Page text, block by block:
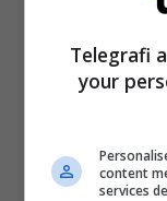
Telegrafi
your
content
services